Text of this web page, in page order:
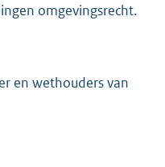
omgevingsrecht.
en wethouders van